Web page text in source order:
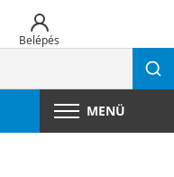
Belépés
MENÜ